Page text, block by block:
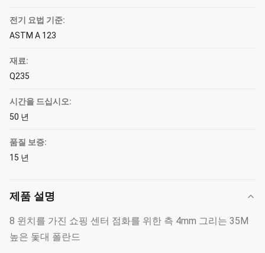
전기 요법 기준:
ASTM A 123
재료:
Q235
시간을 드십시오:
50 년
품질 보증:
15 년
제품 설명
8 윈치를 가진 쇼핑 센터 점화를 위한 측 4mm 그리는 35M
높은 돛대 폴란드